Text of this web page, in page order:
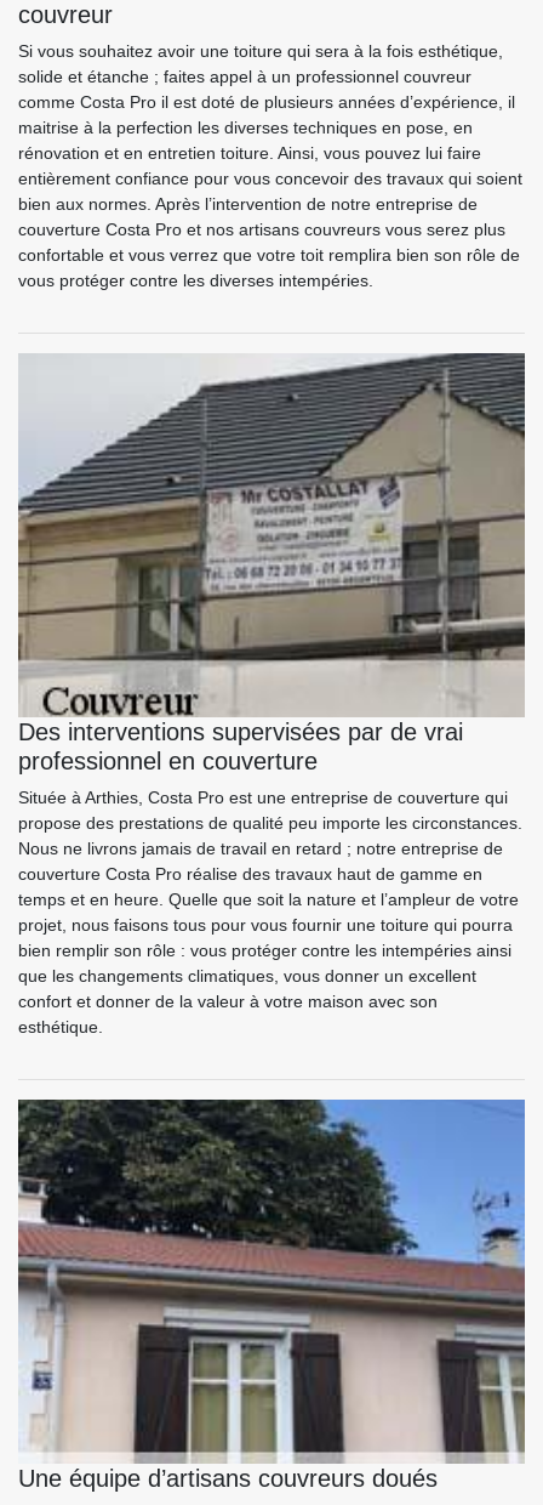
couvreur
Si vous souhaitez avoir une toiture qui sera à la fois esthétique,
solide et étanche ; faites appel à un professionnel couvreur
comme Costa Pro il est doté de plusieurs années d’expérience, il
maitrise à la perfection les diverses techniques en pose, en
rénovation et en entretien toiture. Ainsi, vous pouvez lui faire
entièrement confiance pour vous concevoir des travaux qui soient
bien aux normes. Après l’intervention de notre entreprise de
couverture Costa Pro et nos artisans couvreurs vous serez plus
confortable et vous verrez que votre toit remplira bien son rôle de
vous protéger contre les diverses intempéries.
Des interventions supervisées par de vrai
professionnel en couverture
Située à Arthies, Costa Pro est une entreprise de couverture qui
propose des prestations de qualité peu importe les circonstances.
Nous ne livrons jamais de travail en retard ; notre entreprise de
couverture Costa Pro réalise des travaux haut de gamme en
temps et en heure. Quelle que soit la nature et l’ampleur de votre
projet, nous faisons tous pour vous fournir une toiture qui pourra
bien remplir son rôle : vous protéger contre les intempéries ainsi
que les changements climatiques, vous donner un excellent
confort et donner de la valeur à votre maison avec son
esthétique.
Une équipe d’artisans couvreurs doués